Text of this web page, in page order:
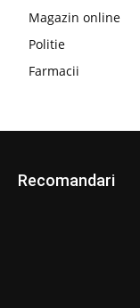
Magazin online
Politie
Farmacii
Recomandari